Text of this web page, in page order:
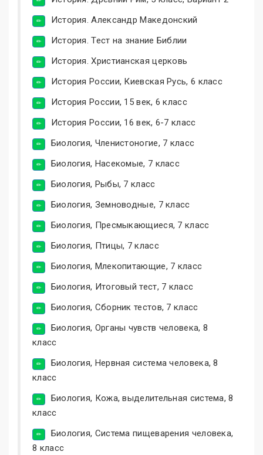
История. Александр Македонский
История. Тест на знание Библии
История. Христианская церковь
История России, Киевская Русь, 6 класс
История России, 15 век, 6 класс
История России, 16 век, 6-7 класс
Биология, Членистоногие, 7 класс
Биология, Насекомые, 7 класс
Биология, Рыбы, 7 класс
Биология, Земноводные, 7 класс
Биология, Пресмыкающиеся, 7 класс
Биология, Птицы, 7 класс
Биология, Млекопитающие, 7 класс
Биология, Итоговый тест, 7 класс
Биология, Сборник тестов, 7 класс
Биология, Органы чувств человека, 8
класс
Биология, Нервная система человека, 8
класс
Биология, Кожа, выделительная система, 8
класс
Биология, Система пищеварения человека,
8 класс